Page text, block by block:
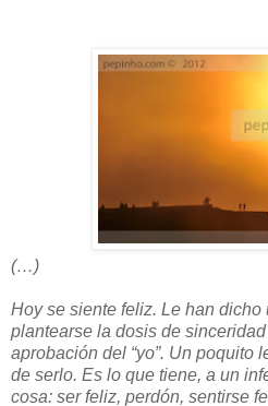
(…)
Hoy se siente feliz. Le han dicho
plantearse la dosis de sinceridad
aprobación del “yo”. Un poquito
de serlo. Es lo que tiene, a un
cosa: ser feliz, perdón, sentirse